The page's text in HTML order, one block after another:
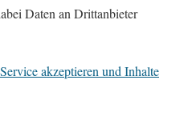
Daten an Drittanbieter
akzeptieren und Inhalte